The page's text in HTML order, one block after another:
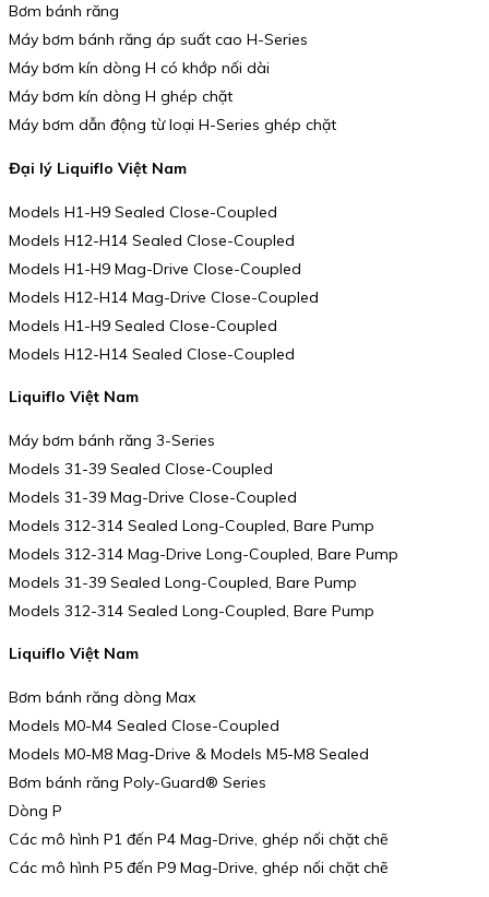
Bơm bánh răng
Máy bơm bánh răng áp suất cao H-Series
Máy bơm kín dòng H có khớp nối dài
Máy bơm kín dòng H ghép chặt
Máy bơm dẫn động từ loại H-Series ghép chặt
Đại lý Liquiflo Việt Nam
Models H1-H9 Sealed Close-Coupled
Models H12-H14 Sealed Close-Coupled
Models H1-H9 Mag-Drive Close-Coupled
Models H12-H14 Mag-Drive Close-Coupled
Models H1-H9 Sealed Close-Coupled
Models H12-H14 Sealed Close-Coupled
Liquiflo Việt Nam
Máy bơm bánh răng 3-Series
Models 31-39 Sealed Close-Coupled
Models 31-39 Mag-Drive Close-Coupled
Models 312-314 Sealed Long-Coupled, Bare Pump
Models 312-314 Mag-Drive Long-Coupled, Bare Pump
Models 31-39 Sealed Long-Coupled, Bare Pump
Models 312-314 Sealed Long-Coupled, Bare Pump
Liquiflo Việt Nam
Bơm bánh răng dòng Max
Models M0-M4 Sealed Close-Coupled
Models M0-M8 Mag-Drive & Models M5-M8 Sealed
Bơm bánh răng Poly-Guard® Series
Dòng P
Các mô hình P1 đến P4 Mag-Drive, ghép nối chặt chẽ
Các mô hình P5 đến P9 Mag-Drive, ghép nối chặt chẽ